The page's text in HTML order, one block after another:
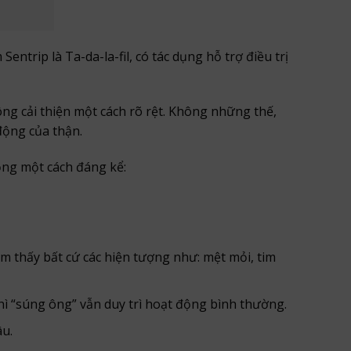
là Ta-da-la-fil, có tác dụng hỗ trợ điều trị
cải thiện một cách rõ rệt. Không những thế,
của thận.
một cách đáng kể:
thấy bất cứ các hiện tượng như: mệt mỏi, tim
“súng ông” vẫn duy trì hoạt động bình thường.